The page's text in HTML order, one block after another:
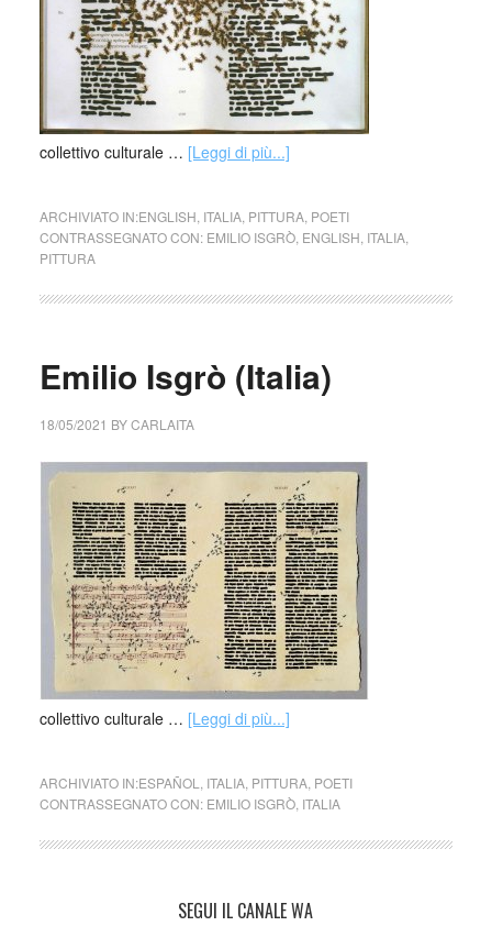
collettivo culturale … [Leggi di più...]
ARCHIVIATO IN:ENGLISH ITALIA, PITTURA, POETI
CONTRASSEGNATO CON: EMILIO ISGRÒ, ENGLISH ITALIA,
PITTURA
Emilio Isgrò (Italia)
18/05/2021 BYCARLAITA
collettivo culturale … [Leggi di più...]
ARCHIVIATO IN:ESPAÑOL ITALIA, PITTURA, POETI
CONTRASSEGNATO CON: EMILIO ISGRÒ, ITALIA
SEGUI IL CANALE WA